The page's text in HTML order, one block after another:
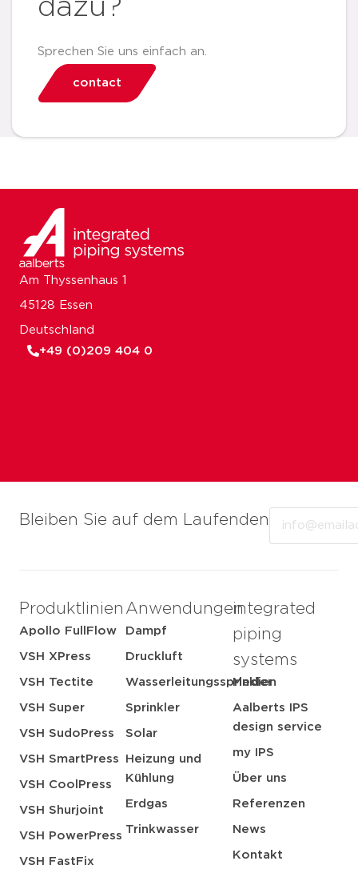
dazu?
Sprechen Sie uns einfach an.
contact
Bleiben Sie auf dem Laufenden
Produktlinien
Apollo FullFlow
VSH XPress
VSH Tectite
VSH Super
VSH SudoPress
VSH SmartPress
VSH CoolPress
VSH Shurjoint
VSH PowerPress
VSH FastFix
Anwendungen
Dampf
Druckluft
Wasserleitungssprinkler
Sprinkler
Solar
Heizung und
Kühlung
Erdgas
Trinkwasser
integrated
piping
systems
Medien
Aalberts IPS
design service
my IPS
Über uns
Referenzen
News
Kontakt
Am Thyssenhaus 1
45128 Essen
Deutschland
+49 (0)209 404 0